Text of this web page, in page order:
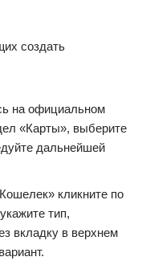
создать
на официальном
«Карты», выберите
дальнейшей
кликните по
тип,
вкладку в верхнем